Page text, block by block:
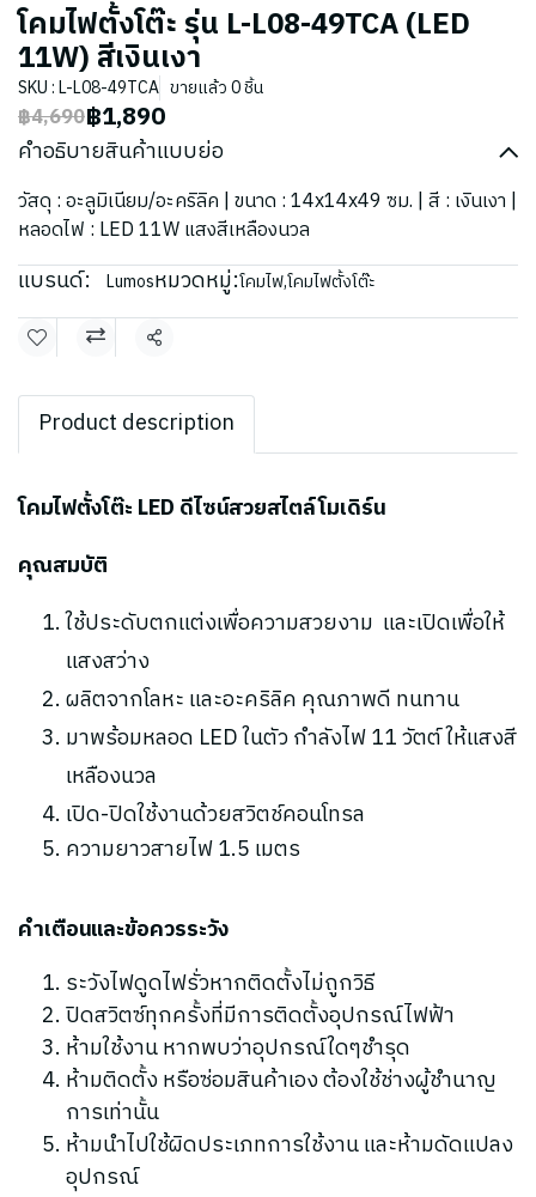
โคมไฟตั้งโต๊ะ รุ่น L-L08-49TCA (LED
11W) สีเงินเงา
SKU : L-L08-49TCA ขายแล้ว 0 ชิ้น
฿4,690฿1,890
คำอธิบายสินค้าแบบย่อ
วัสดุ : อะลูมิเนียม/อะคริลิค | ขนาด : 14x14x49 ซม. | สี : เงินเงา |
หลอดไฟ : LED 11W แสงสีเหลืองนวล
แบรนด์: Lumosหมวดหมู่:โคมไฟ,โคมไฟตั้งโต๊ะ
แชร์
Product description
โคมไฟตั้งโต๊ะ LED ดีไซน์สวยสไตล์โมเดิร์น
คุณสมบัติ
ใช้ประดับตกแต่งเพื่อความสวยงาม และเปิดเพื่อให้
แสงสว่าง
ผลิตจากโลหะ และอะคริลิค คุณภาพดี ทนทาน
มาพร้อมหลอด LED ในตัว กำลังไฟ 11 วัตต์ ให้แสงสี
เหลืองนวล
เปิด-ปิดใช้งานด้วยสวิตช์คอนโทรล
ความยาวสายไฟ 1.5 เมตร
คำเตือนและข้อควรระวัง
ระวังไฟดูดไฟรั่วหากติดตั้งไม่ถูกวิธี
ปิดสวิตซ์ทุกครั้งที่มีการติดตั้งอุปกรณ์ไฟฟ้า
ห้ามใช้งาน หากพบว่าอุปกรณ์ใดๆชำรุด
ห้ามติดตั้ง หรือซ่อมสินค้าเอง ต้องใช้ช่างผู้ชำนาญ
การเท่านั้น
ห้ามนำไปใช้ผิดประเภทการใช้งาน และห้ามดัดแปลง
อุปกรณ์